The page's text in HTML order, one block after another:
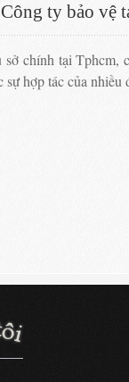
Công ty bảo vệ
chính tại
hợp tác của